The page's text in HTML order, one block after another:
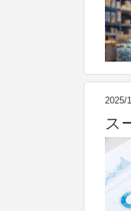
2025/
ス